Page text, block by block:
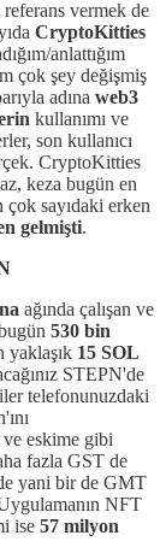
vermek de
CryptoKitties
anlattığım
çok şey değişmiş
adına web3
kullanımı ve
son kullanıcı
CryptoKitties
keza bugün en
sayıdaki erken
gelmişti.
ağında çalışan ve
530 bin
yaklaşık 15 SOL
STEPN'de
telefonunuzdaki
eskime gibi
fazla GST de
yani bir de GMT
NFT
ise 57 milyon